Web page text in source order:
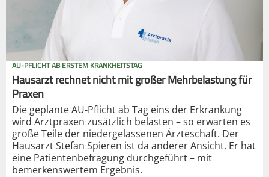
AU-PFLICHT AB ERSTEM KRANKHEITSTAG
Hausarzt rechnet nicht mit großer Mehrbelastung für
Praxen
Die geplante AU-Pflicht ab Tag eins der Erkrankung
wird Arztpraxen zusätzlich belasten – so erwarten es
große Teile der niedergelassenen Ärzteschaft. Der
Hausarzt Stefan Spieren ist da anderer Ansicht. Er hat
eine Patientenbefragung durchgeführt – mit
bemerkenswertem Ergebnis.